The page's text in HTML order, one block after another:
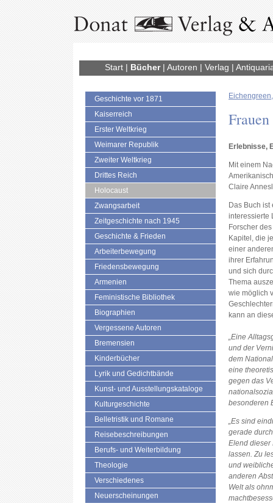
Start| Bücher| Autoren | Verlag |
Geschichte vor 1871
Kaiserreich
Erster Weltkrieg
Weimarer Republik
Zweiter Weltkrieg
Drittes Reich
Holocaust
Zwangsarbeit
Zeitgeschichte nach 1945
Geschichte & Frieden
Arbeiterbewegung
Friedensbewegung
Armenien
Feministische Bibliothek
Biographien
Vergessene Autoren
Bremensien
Kinderbücher
Lyrik und Gedichtbände
Kunst- und Ausstellungskataloge
Kulturgeschichte
Belletristik und Romane
Reisebeschreibungen
Berufs- und Weiterbildung
Theologie
Verschiedenes
Neuerscheinungen
Erlebnisse,
Mit einem
Claire
Das Buch
interessierte
Forscher
Kapitel, die
einer
ihrer
und sich
Thema
wie möglich
kann an
„Eine
und der
dem
eine
gegen das
besonderen
„Es sind
gerade
Elend dieser
lassen. Zu
und
anderen
Welt als